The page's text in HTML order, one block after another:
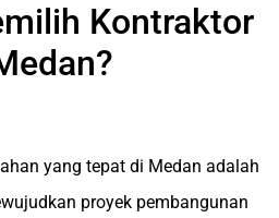
Kontraktor
yang tepat di Medan adalah
proyek pembangunan